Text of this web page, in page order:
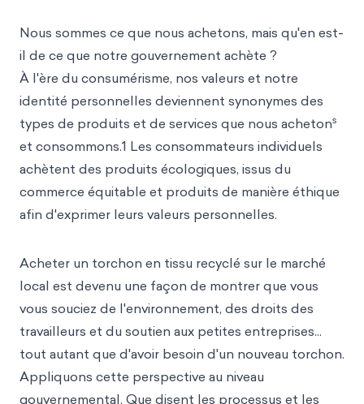
Nous sommes ce que nous achetons, mais qu'en est-
il de ce que notre gouvernement achète ?
À l'ère du consumérisme, nos valeurs et notre
identité personnelles deviennent synonymes des
types de produits et de services que nous achetons
et consommons.1 Les consommateurs individuels
achètent des produits écologiques, issus du
commerce équitable et produits de manière éthique
afin d'exprimer leurs valeurs personnelles.
Acheter un torchon en tissu recyclé sur le marché
local est devenu une façon de montrer que vous
vous souciez de l'environnement, des droits des
travailleurs et du soutien aux petites entreprises...
tout autant que d'avoir besoin d'un nouveau torchon.
Appliquons cette perspective au niveau
gouvernemental. Que disent les processus et les